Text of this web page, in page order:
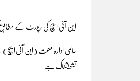
این آئی ایچ کی رپورٹ کے مطابق گزشتہ 24 گھنٹوں کے دوران ملک بھر میں کورونا وائرس کے مثبت کیسز
تشویشناک ہے۔